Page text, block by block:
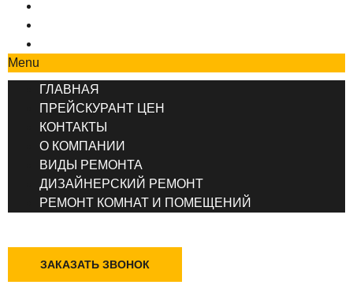
Menu
ГЛАВНАЯ
ПРЕЙСКУРАНТ ЦЕН
КОНТАКТЫ
О КОМПАНИИ
ВИДЫ РЕМОНТА
ДИЗАЙНЕРСКИЙ РЕМОНТ
РЕМОНТ КОМНАТ И ПОМЕЩЕНИЙ
ЗАКАЗАТЬ ЗВОНОК